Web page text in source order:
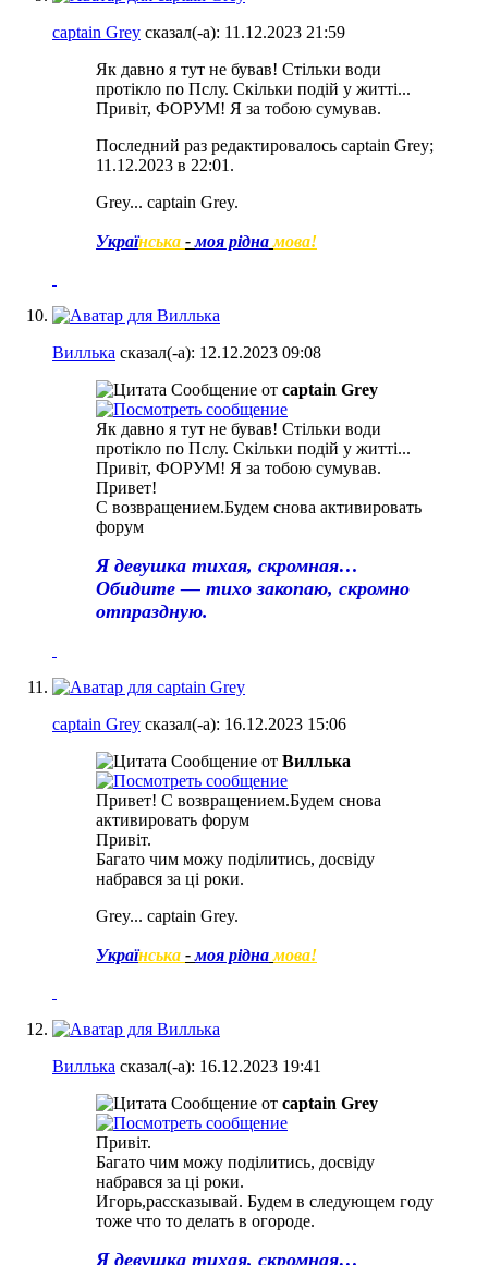
captain Grey сказал(-а): 11.12.2023 21:59
Як давно я тут не бував! Стільки води
протікло по Пслу. Скільки подій у житті...
Привіт, ФОРУМ! Я за тобою сумував.
Последний раз редактировалось captain Grey;
11.12.2023 в 22:01 .
Grey... captain Grey.
Українська -моя рідна мова!
Виллька сказал(-а): 12.12.2023 09:08
Сообщение от captain Grey
Як давно я тут не бував! Стільки води
протікло по Пслу. Скільки подій у житті...
Привіт, ФОРУМ! Я за тобою сумував.
Привет!
С возвращением.Будем снова активировать
форум
Я девушка тихая, скромная…
Обидите — тихо закопаю, скромно
отпраздную.
captain Grey сказал(-а): 16.12.2023 15:06
Сообщение от Виллька
Привет! С возвращением.Будем снова
активировать форум
Привіт.
Багато чим можу поділитись, досвіду
набрався за ці роки.
Grey... captain Grey.
Українська -моя рідна мова!
Виллька сказал(-а): 16.12.2023 19:41
Сообщение от captain Grey
Привіт.
Багато чим можу поділитись, досвіду
набрався за ці роки.
Игорь,рассказывай. Будем в следующем году
тоже что то делать в огороде.
Я девушка тихая, скромная…